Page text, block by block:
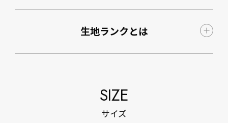
生地ランクとは
SIZE
サイズ